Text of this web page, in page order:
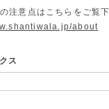
注意点はこちらをご覧下
about
ス